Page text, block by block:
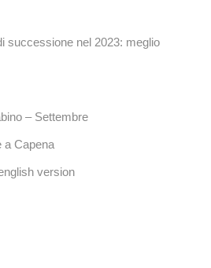
successione nel 2023: meglio
– Settembre
a Capena
version